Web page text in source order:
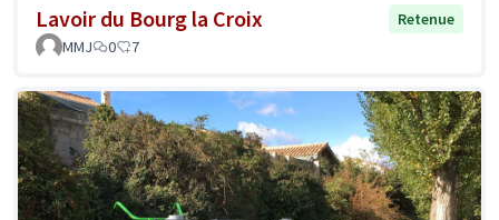
Lavoir du Bourg la Croix
Retenue
MMJ
0 7